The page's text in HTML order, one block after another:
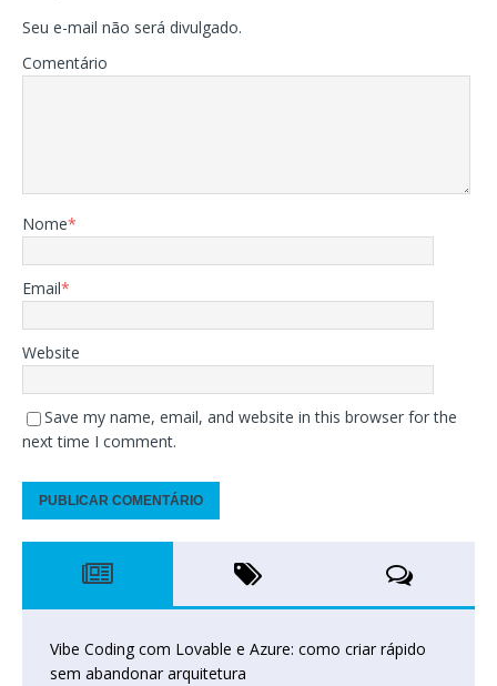
Seu e-mail não será divulgado.
Comentário
Nome*
Email*
Website
Save my name, email, and website in this browser for the
next time I comment.
Vibe Coding com Lovable e Azure: como criar rápido
sem abandonar arquitetura